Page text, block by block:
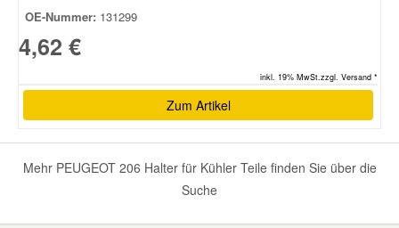
OE-Nummer: 131299
4,62 €
inkl. 19% MwSt.zzgl. Versand *
Zum Artikel
Mehr PEUGEOT 206 Halter für Kühler Teile finden Sie über die
Suche
Vauxhall Ersatzteile